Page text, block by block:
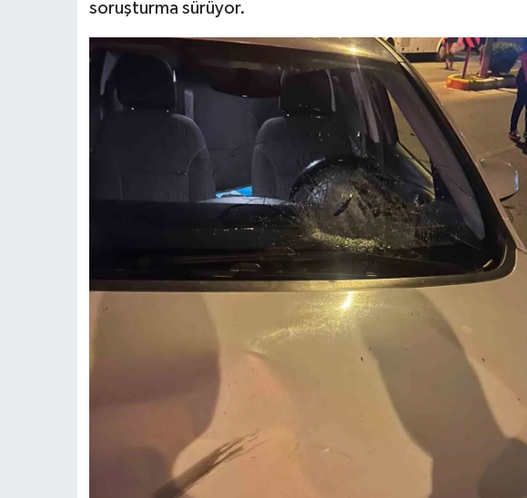
soruşturma sürüyor.